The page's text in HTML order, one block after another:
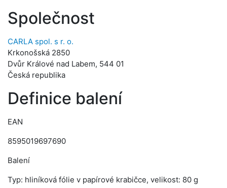
Společnost
CARLA spol. s r. o.
Krkonošská 2850
Dvůr Králové nad Labem, 544 01
Česká republika
Definice balení
EAN
8595019697690
Balení
Typ: hliníková fólie v papírové krabičce, velikost: 80 g